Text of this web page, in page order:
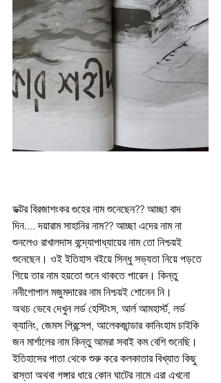
ডক্টর বিরজাশংকর গুহের নাম শুনেছেন?? আচ্ছা বাদ
দিন.... দয়ারাম সাহানির নাম?? আচ্ছা এদের নাম না
শুনলেও রাখালদাস বন্দ্যোপাধ্যায়ের নাম তো নিশ্চয়ই
শুনেছেন। ওই ইতিহাস বইয়ে সিন্ধু সভ্যতা নিয়ে পড়তে
গিয়ে তার নাম হয়তো শুনে থাকতে পারেন। কিন্তু
ননীগোপাল মজুমদারের নাম নিশ্চয়ই শোনেন নি।
অথচ ভেবে দেখুন লর্ড হেস্টিংস, আর্ল আমহার্স্ট, লর্ড
ক্যানিং, জেমস প্রিন্সেপ, আলেকজান্ডার কানিংহাম চাইকি
জন মার্শালের নাম কিন্তু আমরা সবাই কম বেশি শুনেছি।
ইতিহাসের পাতা থেকে শুরু করে কলকাতার বিখ্যাত কিছু
রাস্তা অথবা গঙ্গার ধারে কোন ঘাটের নামে এরা এখনো